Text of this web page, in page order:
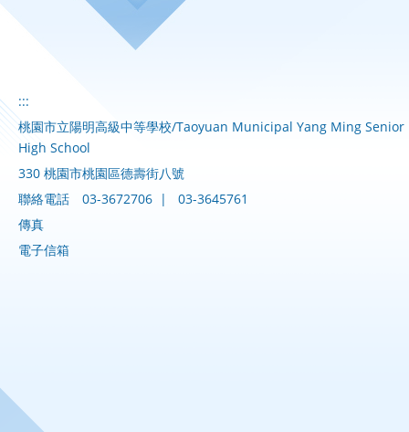
:::
桃園市立陽明高級中等學校/Taoyuan Municipal Yang Ming Senior
High School
330 桃園市桃園區德壽街八號
聯絡電話
03-3672706 |
03-3645761
傳真
電子信箱